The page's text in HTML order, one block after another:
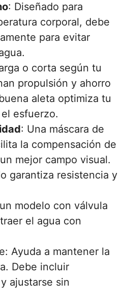
: Diseñado para
corporal, debe
para evitar
o corta según tu
propulsión y ahorro
aleta optimiza tu
esfuerzo.
: Una máscara de
la compensación de
mejor campo visual.
garantiza resistencia y
modelo con válvula
el agua con
Ayuda a mantener la
Debe incluir
ajustarse sin